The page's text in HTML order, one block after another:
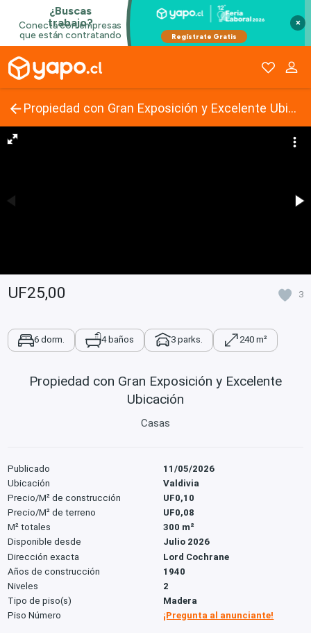
×
Propiedad con Gran Exposición y Excelente Ubicación
UF25,00 3
6 dorm. 4 baños 3 parks. 240 m²
Propiedad con Gran Exposición y Excelente
Ubicación
Casas
Publicado
11/05/2026
Ubicación
Valdivia
Precio/M² de construcción
UF0,10
Precio/M² de terreno
UF0,08
M² totales
300 m²
Disponible desde
Julio 2026
Dirección exacta
Lord Cochrane
Años de construcción
1940
Niveles
2
Tipo de piso(s)
Madera
Piso Número
¡Pregunta al anunciante!